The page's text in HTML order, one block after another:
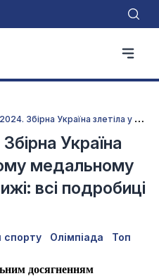
О
лімпіада-2024. Збірна Україна злетіла у світовому медальному заліку Ігор у Парижі: всі подробиці
Україна
медальному
всі подробиці
спорту Олімпіада Топ
досягненням